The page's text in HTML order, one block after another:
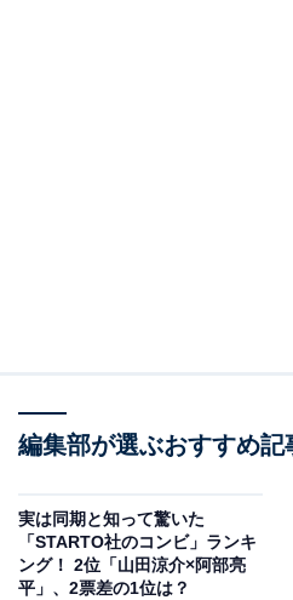
編集部が選ぶおすすめ記
実は同期と知って驚いた
「STARTO社のコンビ」ランキ
ング！ 2位「山田涼介×阿部亮
平」、2票差の1位は？